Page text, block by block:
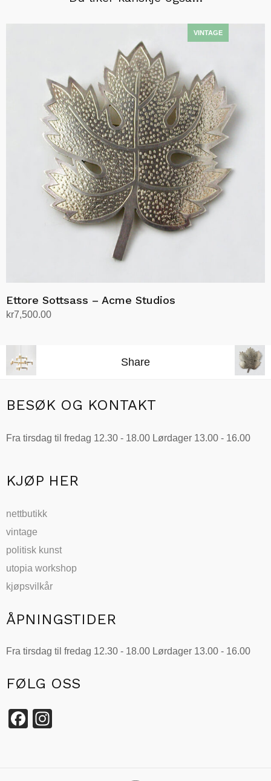
Ettore Sottsass – Acme Studios
kr7,500.00
Share
BESØK OG KONTAKT
Fra tirsdag til fredag 12.30 - 18.00 Lørdager 13.00 - 16.00
KJØP HER
nettbutikk
vintage
politisk kunst
utopia workshop
kjøpsvilkår
ÅPNINGSTIDER
Fra tirsdag til fredag 12.30 - 18.00 Lørdager 13.00 - 16.00
FØLG OSS
Facebook